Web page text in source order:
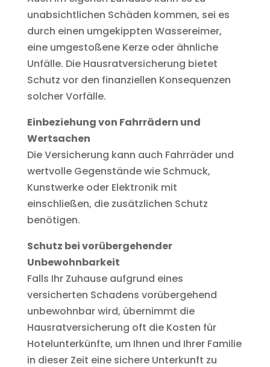
unabsichtlichen Schäden kommen, sei es
durch einen umgekippten Wassereimer,
eine umgestoßene Kerze oder ähnliche
Unfälle. Die Hausratversicherung bietet
Schutz vor den finanziellen Konsequenzen
solcher Vorfälle.
Einbeziehung von Fahrrädern und
Wertsachen
Die Versicherung kann auch Fahrräder und
wertvolle Gegenstände wie Schmuck,
Kunstwerke oder Elektronik mit
einschließen, die zusätzlichen Schutz
benötigen.
Schutz bei vorübergehender
Unbewohnbarkeit
Falls Ihr Zuhause aufgrund eines
versicherten Schadens vorübergehend
unbewohnbar wird, übernimmt die
Hausratversicherung oft die Kosten für
Hotelunterkünfte, um Ihnen und Ihrer Familie
in dieser Zeit eine sichere Unterkunft zu